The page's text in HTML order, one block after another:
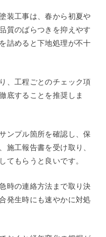
装工事は、春から初夏や
質のばらつきを抑えやす
詰めると下地処理が不十
、工程ごとのチェック項
底することを推奨しま
ンプル箇所を確認し、保
施工報告書を受け取り、
てもらうと良いです。
時の連絡方法まで取り決
発生時にも速やかに対処